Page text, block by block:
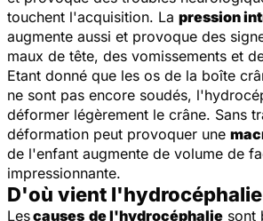
touchent l'acquisition. La pression
augmente aussi et provoque des
maux de tête, des vomissements et
Etant donné que les os de la boîte
ne sont pas encore soudés,
déformer légèrement le crâne. Sans
déformation peut provoquer une
de l'enfant augmente de volume de
impressionnante.
D'où vient l'hydrocéphalie
Lescauses de l'hydrocéphalie sont